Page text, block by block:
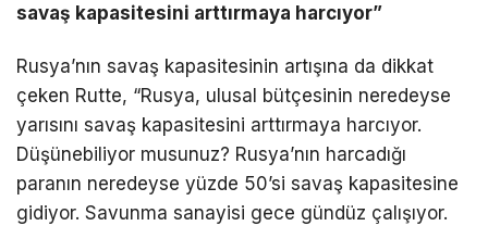
savaş kapasitesini arttırmaya harcıyor”
Rusya’nın savaş kapasitesinin artışına da dikkat
çeken Rutte, “Rusya, ulusal bütçesinin neredeyse
yarısını savaş kapasitesini arttırmaya harcıyor.
Düşünebiliyor musunuz? Rusya’nın harcadığı
paranın neredeyse yüzde 50’si savaş kapasitesine
gidiyor. Savunma sanayisi gece gündüz çalışıyor.